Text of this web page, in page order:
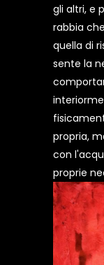
gli altri, e
rabbia
quella di
sente la
propria,
con
proprie